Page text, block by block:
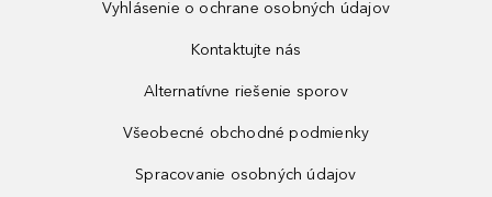
Vyhlásenie o ochrane osobných údajov
Kontaktujte nás
Alternatívne riešenie sporov
Všeobecné obchodné podmienky
Spracovanie osobných údajov